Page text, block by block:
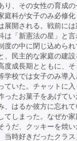
り、その女性の育成
庭科が女子のみ必修
展開される。戦前には
は「新憲法の星」と
度の中に閉じ込めら
、民主的な家庭の建
度成長期とともに、
学校では女子のみ導
ていた。チャットに
ったお菓子をあげて
、はるか彼方に忘れ
てしまった。なぜか
うだ、クッキーを焼
当時好きだったクラ